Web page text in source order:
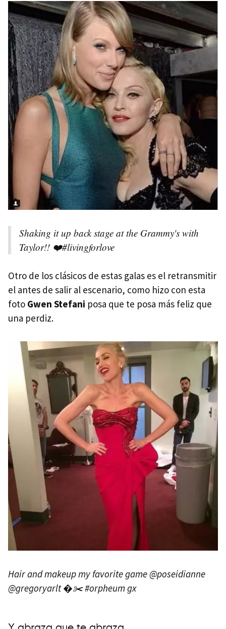
Shaking it up back stage at the Grammy's with
Taylor!! ❤️#livingforlove
Otro de los clásicos de estas galas es el retransmitir
el antes de salir al escenario, como hizo con esta
foto Gwen Stefani posa que te posa más feliz que
una perdiz.
Hair and makeup my favorite game @poseidianne
@gregoryarlt �✂️ #orpheum ️gx